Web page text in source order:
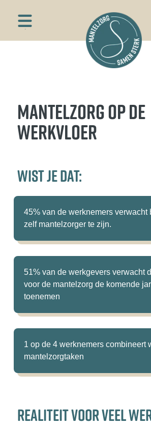
MANTELZORG OP DE
WERKVLOER
WIST JE DAT:
45% van de werknemers verwacht
zelf mantelzorger te zijn.
51% van de werkgevers verwacht
voor de mantelzorg de komende
toenemen
1 op de 4 werknemers combineert
mantelzorgtaken
REALITEIT VOOR VEEL